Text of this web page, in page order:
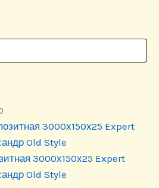
3000х150х25 Expert
Old Style